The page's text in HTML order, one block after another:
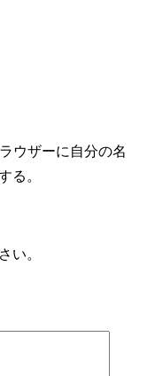
ウザーに自分の名
る。
い。